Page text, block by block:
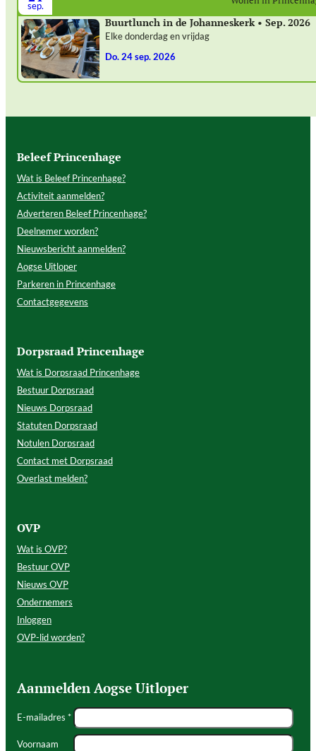
sep.
Buurtlunch in de Johanneskerk • Sep. 2026
Elke donderdag en vrijdag
do. 24 sep. 2026
Beleef Princenhage
Wat is Beleef Princenhage?
Activiteit aanmelden?
Adverteren Beleef Princenhage?
Deelnemer worden?
Nieuwsbericht aanmelden?
Aogse Uitloper
Parkeren in Princenhage
Contactgegevens
Dorpsraad Princenhage
Wat is Dorpsraad Princenhage
Bestuur Dorpsraad
Nieuws Dorpsraad
Statuten Dorpsraad
Notulen Dorpsraad
Contact met Dorpsraad
Overlast melden?
OVP
Wat is OVP?
Bestuur OVP
Nieuws OVP
Ondernemers
Inloggen
OVP-lid worden?
Aanmelden Aogse Uitloper
E-mailadres *
Voornaam